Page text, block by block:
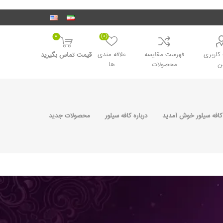
فهرست مقایسه
محصولات
علاقه مندی
ها
(0)
0
قیمت تماس بگیرید
سیلور خوش آمدید درباره کافه سیلور محصولات جدید